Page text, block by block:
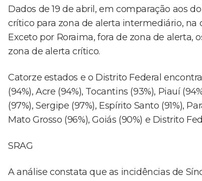
Dados de 19 de abril, em comparação aos
crítico para zona de alerta intermediário, na
Exceto por Roraima, fora de zona de alerta,
zona de alerta crítico.
Catorze estados e o Distrito Federal
(94%), Acre (94%), Tocantins (93%), Piauí
(97%), Sergipe (97%), Espírito Santo (91%),
Mato Grosso (96%), Goiás (90%) e Distrito
SRAG
A análise constata que as incidências de